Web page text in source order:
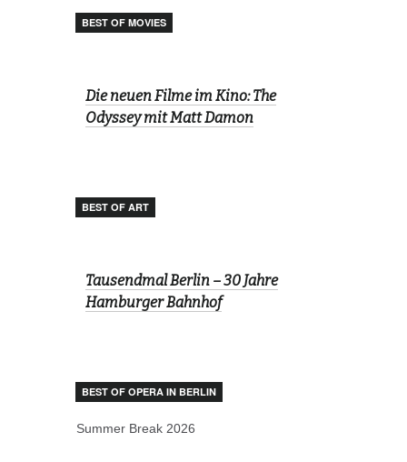
BEST OF MOVIES
Die neuen Filme im Kino: The
Odyssey mit Matt Damon
BEST OF ART
Tausendmal Berlin – 30 Jahre
Hamburger Bahnhof
BEST OF OPERA IN BERLIN
Summer Break 2026